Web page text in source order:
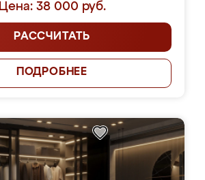
Цена: 38 000 руб.
РАССЧИТАТЬ
ПОДРОБНЕЕ